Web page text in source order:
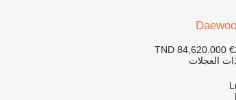
TND 84,620.000
العجلات